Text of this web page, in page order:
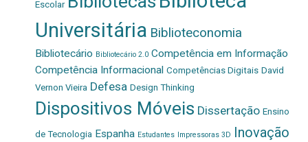
Escolar
Universitária Biblioteconomia
Bibliotecário Bibliotecário 2.0 Competência em Informação
Competência Informacional Competências Digitais David
Vernon Vieira Defesa Design Thinking
Dispositivos Móveis Dissertação Ensino
de Tecnologia Espanha Estudantes Impressoras 3D Inovação